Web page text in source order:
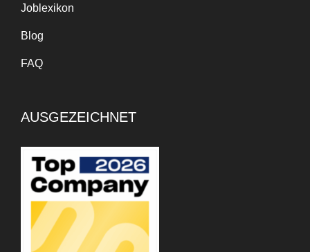
Joblexikon
Blog
FAQ
AUSGEZEICHNET